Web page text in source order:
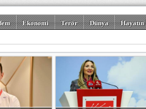
Ekonomi Terör Dünya